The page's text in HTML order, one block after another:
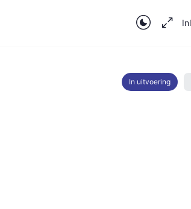
In uitvoering